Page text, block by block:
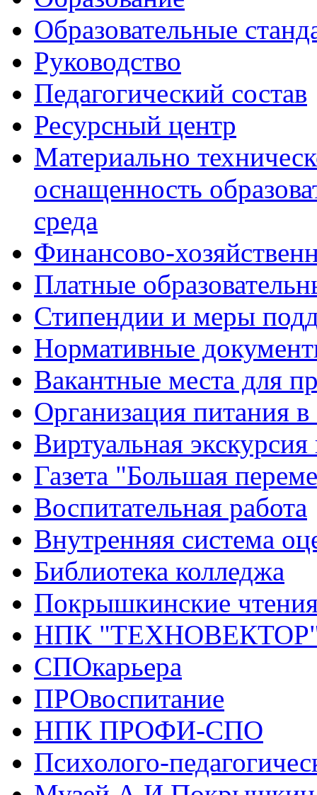
Образовательные
Руководство
Педагогический состав
Ресурсный центр
Материально
оснащенность
среда
Финансово-
Платные
Стипендии и меры
Нормативные
Вакантные места для
Организация питания в
Виртуальная
Газета "Большая
Воспитательная работа
Внутренняя система
Библиотека колледжа
Покрышкинские
НПК
СПОкарьера
ПРОвоспитание
НПК ПРОФИ-СПО
Психолого-